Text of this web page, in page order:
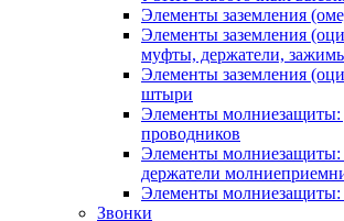
Элементы заземления
Элементы заземления
муфты, держатели,
Элементы заземления
штыри
Элементы молниезащиты:
проводников
Элементы молниезащиты:
держатели
Элементы молниезащиты:
Звонки